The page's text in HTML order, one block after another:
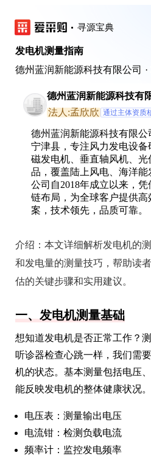
寻源宝典
发电机测量指南
德州蓝润新能源科技有限公司 ·
德州蓝润新能源科技有
法人:孟欣欣 通过主体资质
德州蓝润新能源科技有限
宁津县，专注风力发电设备
磁发电机、垂直轴风机、
品，覆盖陆上风电、海洋能
公司自2018年成立以来，
链布局，为全球客户提供
案，技术领先，品质可靠。
介绍： 本文详细解析发电机的
和发电量的测量技巧，帮助读
估的关键步骤和实用建议。
一、发电机测量基础
想知道发电机是否正常工作？
听诊器检查心跳一样，我们需
机的状态。基本测量包括电压
能反映发电机的整体健康状况。
电压表：测量输出电压
电流钳：检测负载电流
频率计：监控发电频率